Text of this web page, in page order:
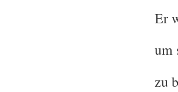
Er
um
zu